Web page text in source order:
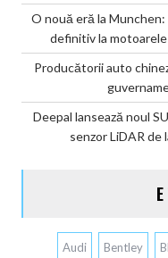
O nouă eră la
definitiv la
Producătorii auto
Deepal lansează noul
senzor LiDAR de
Audi Bentley